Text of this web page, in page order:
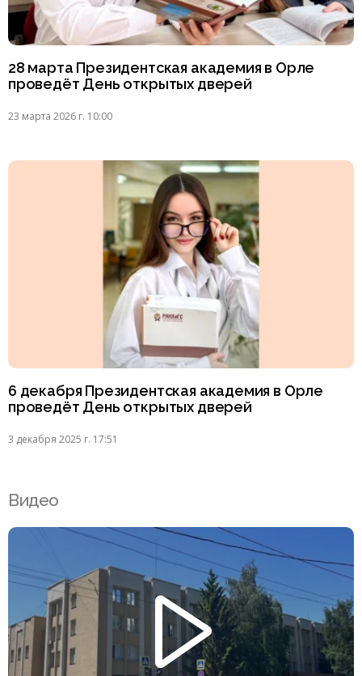
28 марта Президентская академия в Орле
проведёт День открытых дверей
23 марта 2026 г. 10:00
6 декабря Президентская академия в Орле
проведёт День открытых дверей
3 декабря 2025 г. 17:51
Видео